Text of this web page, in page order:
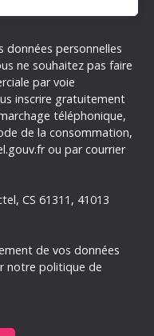
données personnelles
ne souhaitez pas faire
par voie
inscrire gratuitement
téléphonique,
de la consommation,
ou par courrier
CS 61311, 41013
de vos données
notre politique de